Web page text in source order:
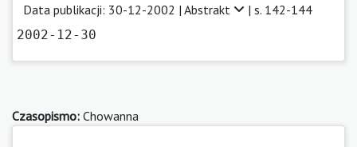
Data publikacji: 30-12-2002 | Abstrakt | s. 142-144
2002-12-30
Czasopismo: Chowanna